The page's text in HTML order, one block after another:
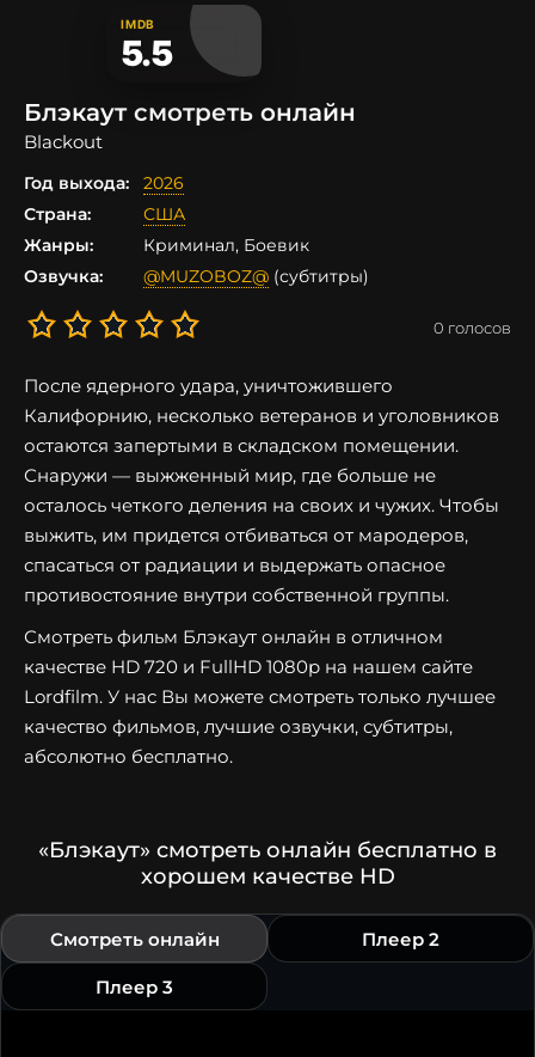
IMDB
5.5
Блэкаут смотреть онлайн
Blackout
Год выхода:
2026
Страна:
США
Жанры:
Криминал, Боевик
Озвучка:
@MUZOBOZ@ (субтитры)
0 голосов
После ядерного удара, уничтожившего
Калифорнию, несколько ветеранов и уголовников
остаются запертыми в складском помещении.
Снаружи — выжженный мир, где больше не
осталось четкого деления на своих и чужих. Чтобы
выжить, им придется отбиваться от мародеров,
спасаться от радиации и выдержать опасное
противостояние внутри собственной группы.
Смотреть фильм Блэкаут онлайн в отличном
качестве HD 720 и FullHD 1080p на нашем сайте
Lordfilm. У нас Вы можете смотреть только лучшее
качество фильмов, лучшие озвучки, субтитры,
абсолютно бесплатно.
«Блэкаут» смотреть онлайн бесплатно в
хорошем качестве HD
Смотреть онлайн Плеер 2
Плеер 3